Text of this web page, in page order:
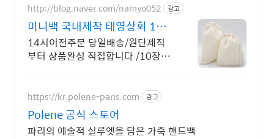
http://blog.naver.com/namyo052 광고
미니백 국내제작 태영상회 14시
이전주문 당일배송
14시이전주문 당일배송/원단제직
부터 상품완성 직접합니다 /10장부
/ 상계동공장 /광장시장매장
https://kr.polene-paris.com 광고
Polene 공식 스토어
파리의 예술적 실루엣을 담은 가죽 핸드백